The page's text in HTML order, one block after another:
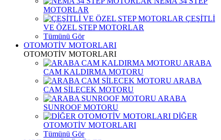
MOTORLAR
ÇEŞİTLİ
VE ÖZEL STEP MOTORLAR
Tümünü Gör
OTOMOTİV MOTORLARI
OTOMOTİV MOTORLARI
ARABA
CAM KALDIRMA MOTORU
ARABA
CAM SİLECEK MOTORU
ARABA
SUNROOF MOTORU
DİĞER
OTOMOTİV MOTORLARI
Tümünü Gör